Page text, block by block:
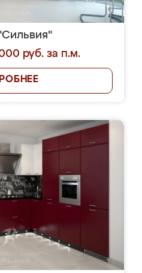
руб. за п.м.